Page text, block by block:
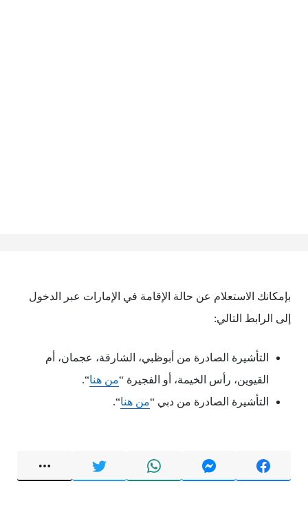
بإمكانك الاستعلام عن حالة الإقامة في الإمارات عبر الدخول
إلى الرابط التالي:
التأشيرة الصادرة من أبوظبي، الشارقة، عجمان، أم
القيوين، رأس الخيمة، أو الفجيرة “من هنا“.
التأشيرة الصادرة من دبي “من هنا“.